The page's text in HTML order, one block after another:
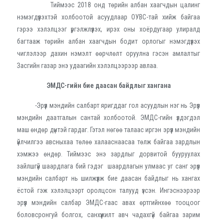
Тиймээс 2018 онд төрийн албан хаагчдын цалинг
нэмэгдүүлэхтэй холбоотой асуудлаар ОУВС-тай хийж байгаа
гэрээ хэлэлцээг үргэлжлүүлэх, ирэх оны хоёрдугаар улиралд
багтааж төрийн албан хаагчдын бодит орлогыг нэмэгдүүлэх
чиглэлээр дахин нэмэлт өөрчлөлт оруулна гэсэн амлалтыг
Засгийн газар энэ удаагийн хэлэлцээрээр авлаа.
ЭМДС-гийн бие даасан байдлыг хангана
-Эрүүл мэндийн салбарт яригддаг гол асуудлын нэг нь Эрүүл
мэндийн даатгалын сантай холбоотой. ЭМДС-гийн үлдэгдэл
маш өндөр дүнтэй гардаг. Гэтэл нөгөө талаас иргэн эрүүл мэндийн
үйлчилгээ авсныхаа төлөө халааснаасаа төлж байгаа зардлын
хэмжээ өндөр. Тиймээс энэ зардлыг дорвитой бууруулах
зайлшгүй шаардлага бий гэдэг шаардлагын улмаас уг санг эрүүл
мэндийн салбарт нь шилжүүлж бие даасан байдлыг нь хангах
ёстой гэж хэлэлцээрт оролцсон талууд үзсэн. Ингэснээрээр
эрүүл мэндийн салбар ЭМДС-гаас авах өртгийнхөө тооцоог
боловсронгуй болгох, санхүүжилт авч чадахгүй байгаа зарим